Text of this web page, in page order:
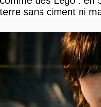
terre sans ciment ni